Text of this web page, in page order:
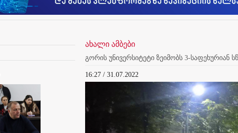
ახალი ამბები
გორის უნივერსიტეტი ზეიმობს 3-საფეხურიან
16:27 / 31.07.2022